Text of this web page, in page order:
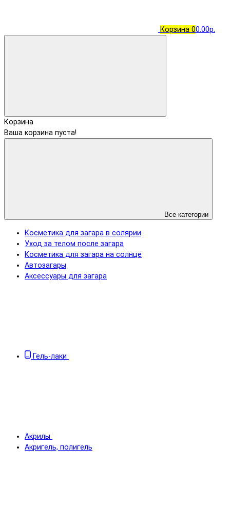
Корзина 00.00р.
Корзина
Ваша корзина пуста!
Все категории
Косметика для загара в солярии
Уход за телом после загара
Косметика для загара на солнце
Автозагары
Аксессуары для загара
Гель-лаки
Акрилы
Акригель, полигель